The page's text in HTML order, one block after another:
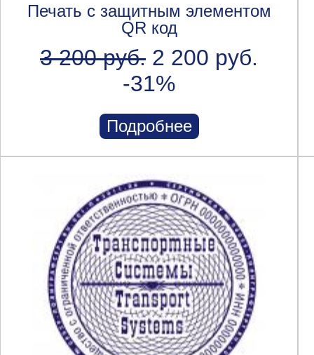
Печать с защитным элементом
QR код
3 200 руб. 2 200 руб.
-31%
Подробнее